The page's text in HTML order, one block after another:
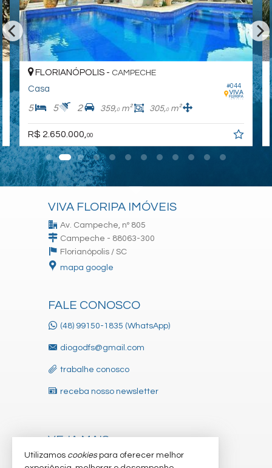
#044
FLORIANÓPOLIS - CAMPECHE
Casa
5 5 2 359,0m² 305,0m²
R$ 2.650.000, 00
VIVA FLORIPA IMÓVEIS
Av. Campeche, nº 805
Campeche - 88063-300
Florianópolis / SC
mapa google
FALE CONOSCO
(48) 99150-1835 (WhatsApp)
diogodfs@gmail.com
trabalhe conosco
receba nosso newsletter
VEJA MAIS
indicadores financeiros
Utilizamos cookiespara oferecer melhor